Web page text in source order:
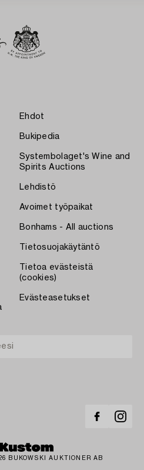
Ehdot
Bukipedia
Systembolaget's Wine and
Spirits Auctions
Lehdistö
Avoimet työpaikat
Bonhams - All auctions
Tietosuojakäytäntö
Tietoa evästeistä
(cookies)
Evästeasetukset
BUKOWSKI AUKTIONER AB